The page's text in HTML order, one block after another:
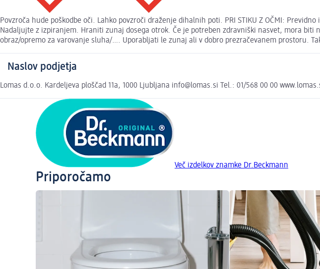
Povzroča hude poškodbe oči. Lahko povzroči draženje dihalnih poti. PRI STIKU Z OČMI:
Nadaljujte z izpiranjem. Hraniti zunaj dosega otrok. Če je potreben zdravniški nasvet, mora biti
obraz/opremo za varovanje sluha/…. Uporabljati le zunaj ali v dobro prezračevanem prostoru.
Naslov podjetja
Lomas d.o.o. Kardeljeva ploščad 11a, 1000 Ljubljana info@lomas.si Tel.: 01/568 00 00
Več izdelkov znamke Dr.Beckmann
Priporočamo